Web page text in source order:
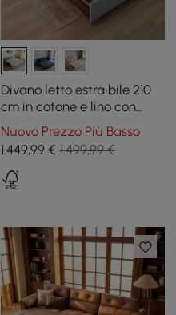
Divano letto estraibile 210
cm in cotone e lino con
contenitore
Nuovo Prezzo Più Basso
1.449,99€ 1.499,99 €